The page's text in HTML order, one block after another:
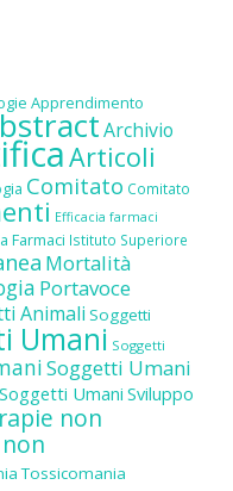
Apprendimento
Archivio
Articoli
Comitato Comitato
Efficacia farmaci
Farmaci Istituto Superiore
Mortalità
Portavoce
Animali Soggetti
Umani Soggetti
Soggetti Umani
Soggetti Umani Sviluppo
non
Tossicomania